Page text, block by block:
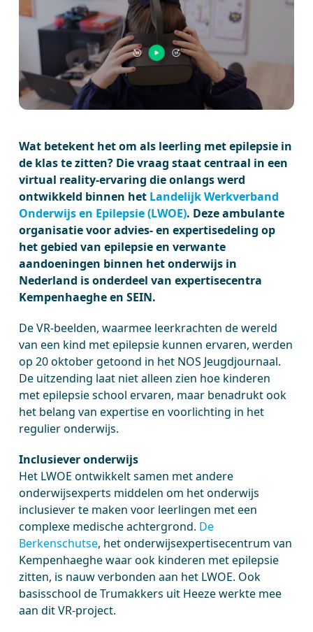
Wat betekent het om als leerling met epilepsie in
de klas te zitten? Die vraag staat centraal in een
virtual reality-ervaring die onlangs werd
ontwikkeld binnen het Landelijk Werkverband
Onderwijs en Epilepsie (LWOE). Deze ambulante
organisatie voor advies- en expertisedeling op
het gebied van epilepsie en verwante
aandoeningen binnen het onderwijs in
Nederland is onderdeel van expertisecentra
Kempenhaeghe en SEIN.
De VR-beelden, waarmee leerkrachten de wereld
van een kind met epilepsie kunnen ervaren, werden
op 20 oktober getoond in het NOS Jeugdjournaal.
De uitzending laat niet alleen zien hoe kinderen
met epilepsie school ervaren, maar benadrukt ook
het belang van expertise en voorlichting in het
regulier onderwijs.
Inclusiever onderwijs
Het LWOE ontwikkelt samen met andere
onderwijsexperts middelen om het onderwijs
inclusiever te maken voor leerlingen met een
complexe medische achtergrond. De
Berkenschutse, het onderwijsexpertisecentrum van
Kempenhaeghe waar ook kinderen met epilepsie
zitten, is nauw verbonden aan het LWOE. Ook
basisschool de Trumakkers uit Heeze werkte mee
aan dit VR-project.